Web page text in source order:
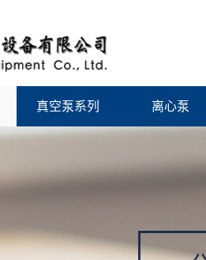
真空泵系列 离心泵